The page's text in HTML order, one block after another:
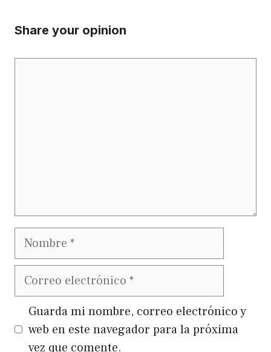
Share your opinion
Nombre
Correo
Guarda mi nombre, correo electrónico y
web en este navegador para la próxima
vez que comente.